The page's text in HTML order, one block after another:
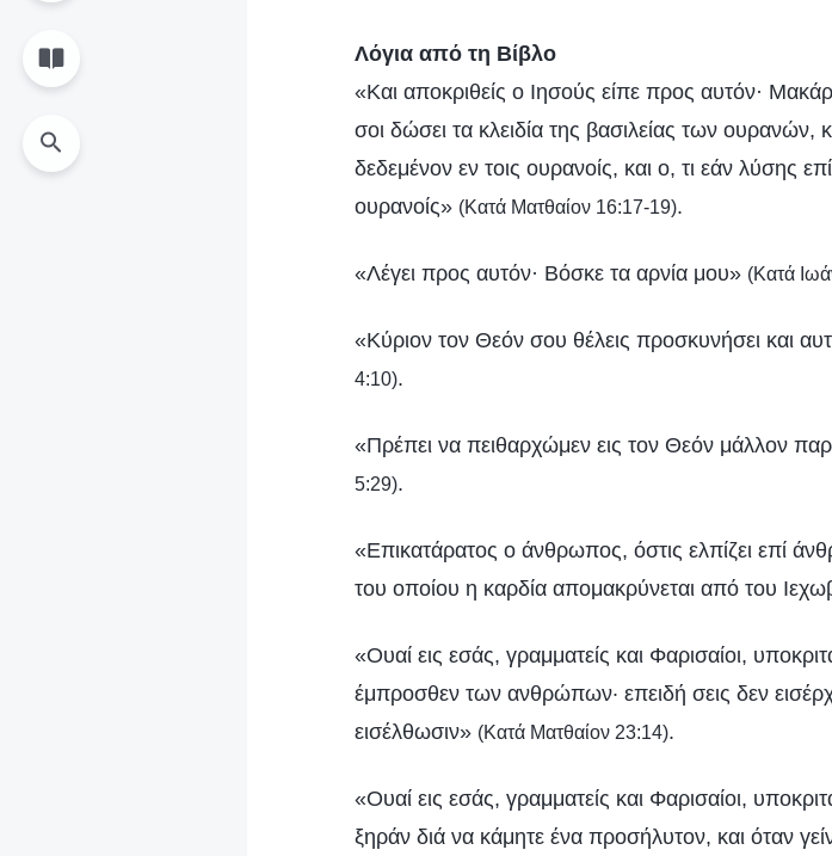
Λόγια από τη Βίβλο
«Και αποκριθείς ο Ιησούς είπε προς αυτόν·
σοι δώσει τα κλειδία της βασιλείας των ουρανών,
δεδεμένον εν τοις ουρανοίς, και ο, τι εάν λύσης
ουρανοίς» (Κατά Ματθαίον 16:17-19).
«Λέγει προς αυτόν· Βόσκε τα αρνία μου» (Κατά
«Κύριον τον Θεόν σου θέλεις προσκυνήσει και
4:10).
«Πρέπει να πειθαρχώμεν εις τον Θεόν μάλλον
5:29).
«Επικατάρατος ο άνθρωπος, όστις ελπίζει επί
του οποίου η καρδία απομακρύνεται από του
«Ουαί εις εσάς, γραμματείς και Φαρισαίοι,
έμπροσθεν των ανθρώπων· επειδή σεις δεν
εισέλθωσιν» (Κατά Ματθαίον 23:14).
«Ουαί εις εσάς, γραμματείς και Φαρισαίοι,
ξηράν διά να κάμητε ένα προσήλυτον, και όταν